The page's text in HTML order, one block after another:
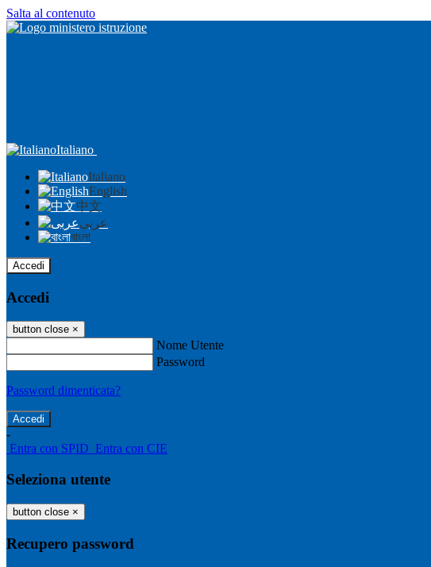
Salta al contenuto
Italiano
Italiano
English
中文
عربى
বাংলা
Accedi
Accedi
button close ×
Nome Utente
Password
Password dimenticata?
-
Entra con SPID Entra con CIE
Seleziona utente
button close ×
Recupero password